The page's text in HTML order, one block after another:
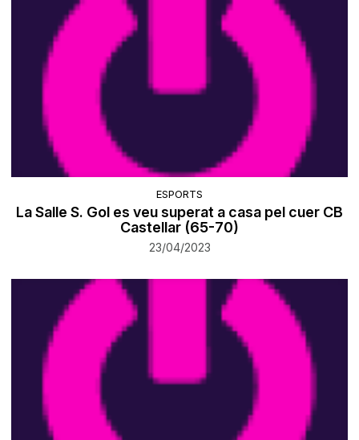
ESPORTS
La Salle S. Gol es veu superat a casa pel cuer CB
Castellar (65-70)
23/04/2023